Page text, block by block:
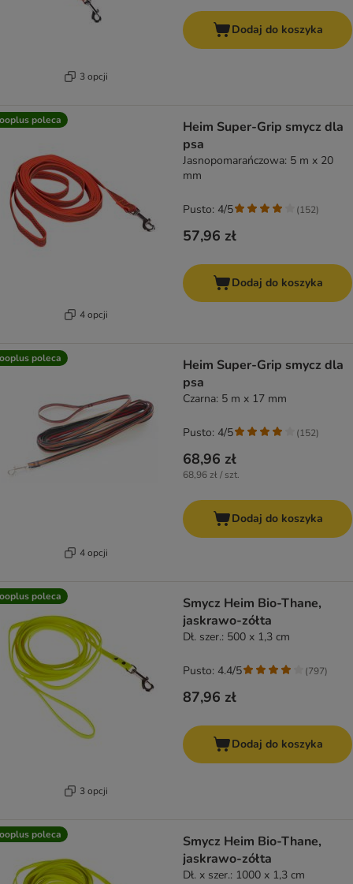
3 opcji
Dodaj do koszyka
poleca
4 opcji
Heim Super-Grip smycz dla
psa
Jasnopomarańczowa: 5 m x 20
mm
57,96 zł
Pusto: 4/5 (152)
Dodaj do koszyka
poleca
4 opcji
Heim Super-Grip smycz dla
psa
Czarna: 5 m x 17 mm
68,96 zł
68,96 zł / szt.
Pusto: 4/5 (152)
Dodaj do koszyka
poleca
3 opcji
Smycz Heim Bio-Thane,
jaskrawo-zółta
Dł. szer.: 500 x 1,3 cm
87,96 zł
Pusto: 4.4/5 (797)
Dodaj do koszyka
poleca
Smycz Heim Bio-Thane,
jaskrawo-zółta
Dł. x szer.: 1000 x 1,3 cm